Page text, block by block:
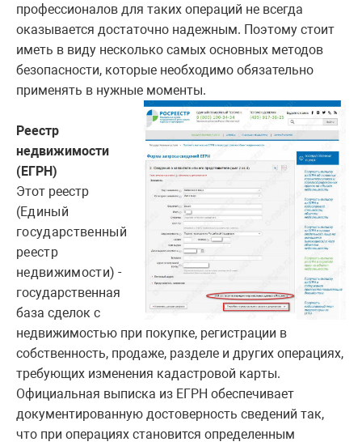
профессионалов для таких операций не всегда
оказывается достаточно надежным. Поэтому стоит
иметь в виду несколько самых основных методов
безопасности, которые необходимо обязательно
применять в нужные моменты.
Реестр
недвижимости
(ЕГРН)
Этот реестр
(Единый
государственный
реестр
недвижимости) -
государственная
база сделок с
недвижимостью при покупке, регистрации в
собственность, продаже, разделе и других операциях,
требующих изменения кадастровой карты.
Официальная выписка из ЕГРН обеспечивает
документированную достоверность сведений так,
что при операциях становится определенным